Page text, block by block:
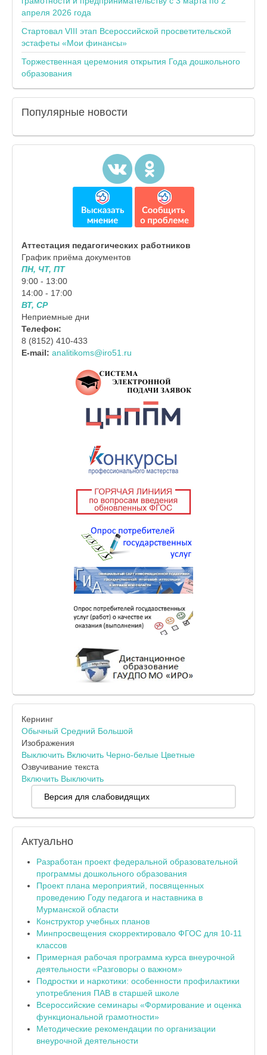
апреля 2026 года
Стартовал VIII этап Всероссийской просветительской
эстафеты «Мои финансы»
Торжественная церемония открытия Года дошкольного
образования
Популярные новости
Аттестация педагогических работников
График приёма документов
ПН, ЧТ, ПТ
9:00 - 13:00
14:00 - 17:00
ВТ, СР
Неприемные дни
Телефон:
8 (8152) 410-433
E-mail: analitikoms@iro51.ru
Кернинг
Обычный Средний Большой
Изображения
Выключить Включить Черно-белые Цветные
Озвучивание текста
Включить Выключить
Версия для слабовидящих
Актуально
Разработан проект федеральной образовательной
программы дошкольного образования
Проект плана мероприятий, посвященных
проведению Году педагога и наставника в
Мурманской области
Конструктор учебных планов
Минпросвещения скорректировало ФГОС для 10-11
классов
Примерная рабочая программа курса внеурочной
деятельности «Разговоры о важном»
Подростки и наркотики: особенности профилактики
употребления ПАВ в старшей школе
Всероссийские семинары «Формирование и оценка
функциональной грамотности»
Методические рекомендации по организации
внеурочной деятельности